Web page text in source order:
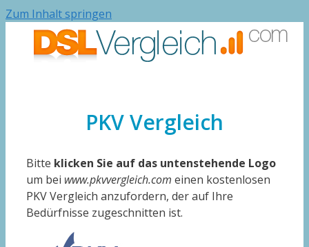
Zum Inhalt springen
PKV Vergleich
Bitte klicken Sie auf das untenstehende Logo
um bei www.pkvvergleich.com einen kostenlosen
PKV Vergleich anzufordern, der auf Ihre
Bedürfnisse zugeschnitten ist.